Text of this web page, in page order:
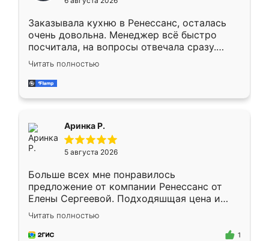
мебели буду заказывать только здесь.
Заказывала кухню в Ренессанс, осталась
очень довольна. Менеджер всё быстро
посчитала, на вопросы отвечала сразу.
Замерщик приехал в субботу, подошёл к
делу со всей ответственностью. Собрали
за день, ребята работали аккуратно, даже
Читать полностью
Аринка Р.
5 августа 2026
Больше всех мне понравилось
предложение от компании Ренессанс от
Елены Сергеевой. Подходяшщая цена и
короткие сроки изготовления. Приехавший
для замера сотрудник Владислав
предложил по моему эскизу самый
Читать полностью
1